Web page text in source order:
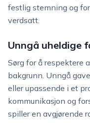
festlig stemning og
verdsatt.
Unngå uheldige
Sørg for å respektere
bakgrunn. Unngå
eller upassende i et
kommunikasjon og
spiller en avgjørende